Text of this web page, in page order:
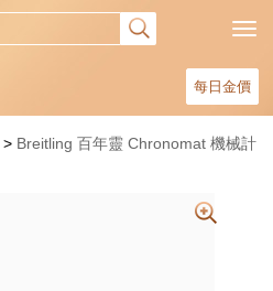
每日金價
Breitling 百年靈 Chronomat 機械計